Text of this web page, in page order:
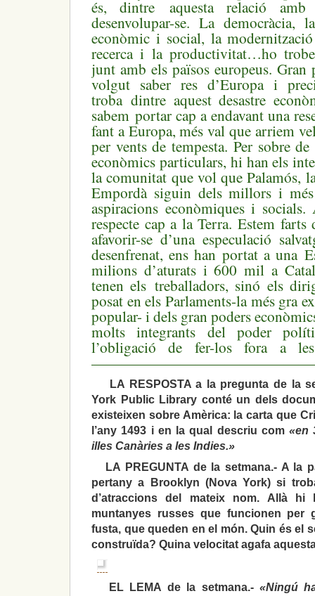
és, dintre aquesta relació
desenvolupar-se. La
econòmic i social, la
recerca i la productivitat…ho
junt amb els països europeus. Gran
volgut saber res d’Europa i
troba dintre aquest desastre
sabem portar cap a endavant una
fant a Europa, més val que arriem
per vents de tempesta. Per sobre
econòmics particulars, hi han els
la comunitat que vol que Palamós,
Empordà siguin dels millors i més
aspiracions econòmiques i
respecte cap a la Terra. Estem
afavorir-se d’una especulació
desenfrenat, ens han portat a una
milions d’aturats i 600 mil a
tenen els treballadors, sinó els
posat en els Parlaments-la més gra
popular- i dels gran poders
molts integrants del poder
l’obligació de fer-los fora a les
LA RESPOSTA a la pregunta de la
York Public Library conté un dels
existeixen sobre Amèrica: la carta que
l’any 1493 i en la qual descriu com«en
illes Canàries a les Indies.»
LA PREGUNTA de la setmana.- A la
pertany a Brooklyn (Nova York) si
d’atraccions del mateix nom. Allà
muntanyes russes que funcionen per
fusta, que queden en el món. Quin és el
construïda? Quina velocitat agafa
EL LEMA de la setmana.- «Ningú